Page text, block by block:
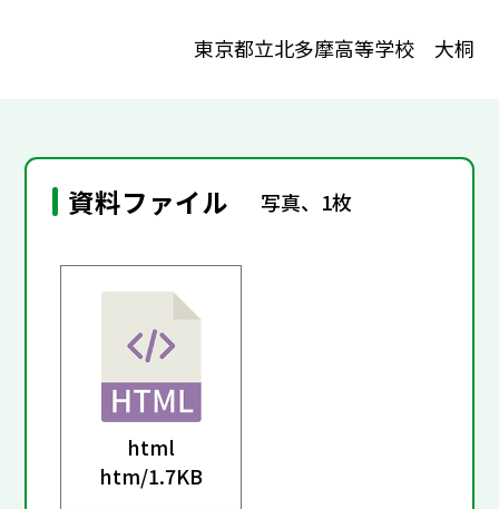
東京都立北多摩高等学校 大桐
資料ファイル 写真、1枚
html
htm/1.7KB